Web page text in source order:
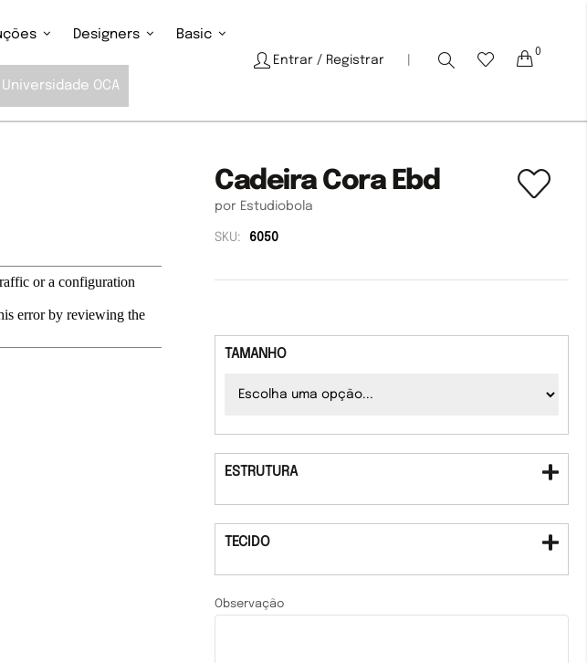
Designers Basic
Universidade OCA
Entrar / Registrar Cart
0
Cadeira Cora Ebd
por Estudiobola
SKU: 6050
TAMANHO
ESTRUTURA
TECIDO
Observação